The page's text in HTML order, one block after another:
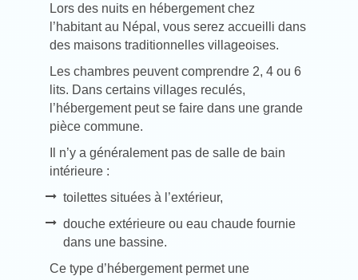
Lors des nuits en hébergement chez
l’habitant au Népal, vous serez accueilli dans
des maisons traditionnelles villageoises.
Les chambres peuvent comprendre 2, 4 ou 6
lits. Dans certains villages reculés,
l’hébergement peut se faire dans une grande
pièce commune.
Il n’y a généralement pas de salle de bain
intérieure :
toilettes situées à l’extérieur,
douche extérieure ou eau chaude fournie
dans une bassine.
Ce type d’hébergement permet une